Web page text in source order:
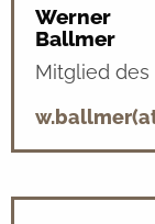
Werner
Ballmer
Mitglied des